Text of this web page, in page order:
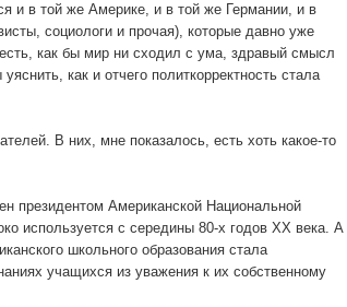
и в той же Америке, и в той же Германии, и в
социологи и прочая), которые давно уже
как бы мир ни сходил с ума, здравый смысл
как и отчего политкорректность стала
В них, мне показалось, есть хоть какое-то
президентом Американской Национальной
используется с середины 80-х годов XX века. А
школьного образования стала
учащихся из уважения к их собственному